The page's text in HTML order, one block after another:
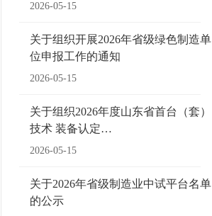
2026-05-15
关于组织开展2026年省级绿色制造单
位申报工作的通知
2026-05-15
关于组织2026年度山东省首台（套）
技术 装备认定…
2026-05-15
关于2026年省级制造业中试平台名单
的公示